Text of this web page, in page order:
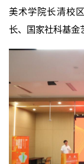
美术学院长清校
长、国家社科基金